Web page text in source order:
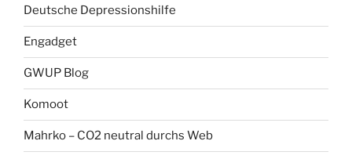
Deutsche Depressionshilfe
Engadget
GWUP Blog
Komoot
Mahrko – CO2 neutral durchs Web